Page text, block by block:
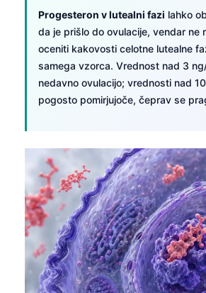
Progesteron v lutealni fazi lahko
da je prišlo do ovulacije, vendar ne
oceniti kakovosti celotne lutealne
samega vzorca. Vrednost nad 3
nedavno ovulacijo; vrednosti nad
pogosto pomirjujoče, čeprav se